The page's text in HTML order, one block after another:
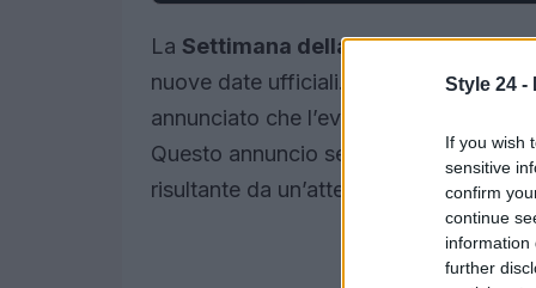
Style 24 -
If you wish
sensitive
confirm
continue
information
further
La Settimana della Moda di New
nuove date ufficiali. Il
Council of
annunciato che l’evento si svolgerà dal
Questo annuncio segna un
risultante da un’attenta analisi del